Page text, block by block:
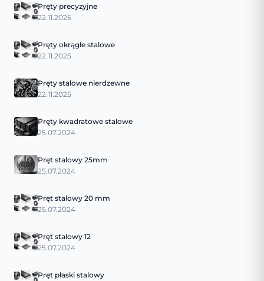
Pręty precyzyjne
22.11.2025
Pręty okrągłe stalowe
22.11.2025
Pręty stalowe nierdzewne
22.11.2025
Pręty kwadratowe stalowe
25.07.2024
Pręt stalowy 25mm
25.07.2024
Pręt stalowy 20 mm
25.07.2024
Pręt stalowy 12
25.07.2024
Pręt płaski stalowy